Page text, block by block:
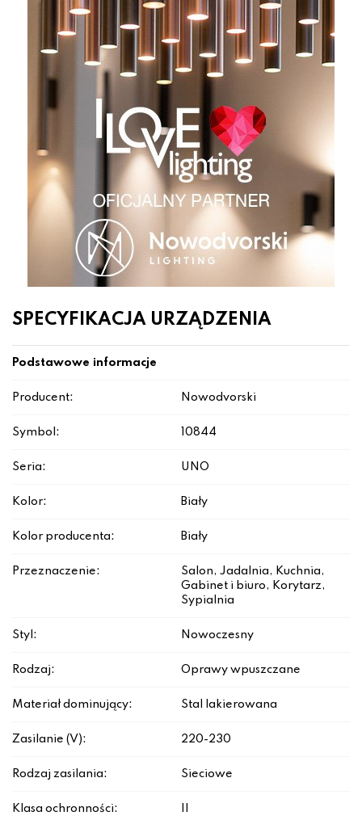
SPECYFIKACJA URZĄDZENIA
Podstawowe informacje
Producent: Nowodvorski
Symbol: 10844
Seria: UNO
Kolor: Biały
Kolor producenta: Biały
Przeznaczenie:
Salon, Jadalnia, Kuchnia,
Gabinet i biuro, Korytarz,
Sypialnia
Styl: Nowoczesny
Rodzaj: Oprawy wpuszczane
Materiał dominujący: Stal lakierowana
Zasilanie (V): 220-230
Rodzaj zasilania: Sieciowe
Klasa ochronności: